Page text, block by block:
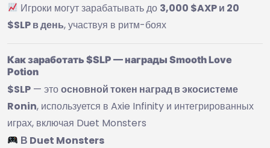
Игроки могут зарабатывать до 3,000 $AXP и 20
$SLP в день, участвуя в ритм-боях
Как заработать $SLP — награды Smooth Love
Potion
$SLP — этоосновной токен наград в экосистеме
Ronin, используется в Axie Infinity и интегрированных
играх, включая Duet Monsters
В Duet Monsters